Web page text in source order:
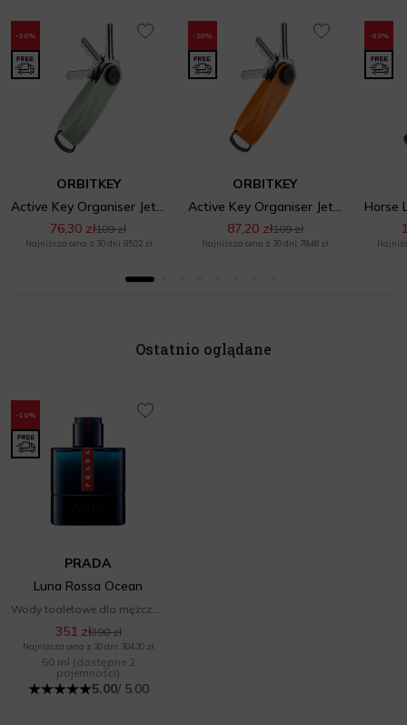
-30%
ORBITKEY
Active Key Organiser Jet Mist
76,30 zł109 zł
Najniższa cena z 30 dni: 85,02 zł
-20%
ORBITKEY
Active Key Organiser Jet Tangerine
87,20 zł109 zł
Najniższa cena z 30 dni: 78,48 zł
-30%
Ostatnio oglądane
-10%
PRADA
Luna Rossa Ocean
351 zł390 zł
Najniższa cena z 30 dni: 304,20 zł
50 ml (dostępne 2
pojemności)
5.00/ 5.00